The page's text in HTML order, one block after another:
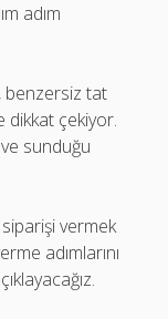
adım
benzersiz tat
dikkat çekiyor.
sunduğu
vermek
adımlarını